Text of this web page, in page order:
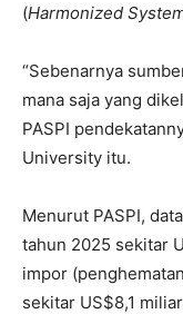
(Harmonized
“Sebenarnya
mana saja yang
PASPI
University itu.
Menurut PASPI,
tahun 2025 sekitar
impor
sekitar US$8,1